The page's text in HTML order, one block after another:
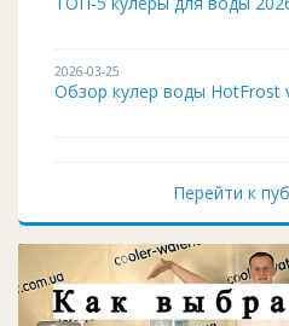
2026-03-25
Обзор кулер воды HotFrost
2026-01-12
Чистка и дезинфекция
Перейти к